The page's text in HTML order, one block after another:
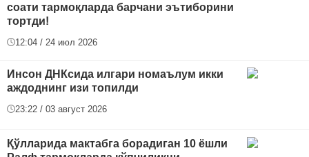
соати тармоқларда барчани эътиборини
тортди!
12:04 / 24 июл 2026
Инсон ДНКсида илгари номаълум икки
аждоднинг изи топилди
23:22 / 03 август 2026
Қўлларида мактабга борадиган 10 ёшли